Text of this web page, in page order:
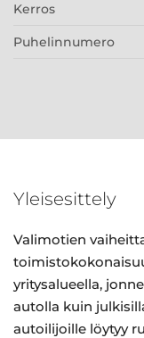
Kerros
Puhelinnumero
Yleisesittely
Valimotien
yritysalueella,
autolla kuin
autoilijoille löytyy